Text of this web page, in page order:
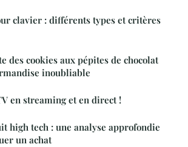
clavier : différents types et critères
des cookies aux pépites de chocolat
inoubliable
en streaming et en direct !
high tech : une analyse approfondie
un achat